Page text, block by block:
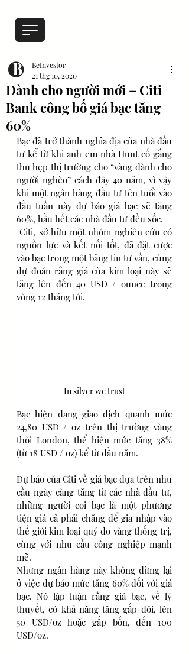
Dành cho người mới – Citi
Bank công bố giá bạc tăng
60%
BeInvestor
21 thg 10, 2020
Bạc đã trở thành nghĩa địa của nhà đầu
tư kể từ khi anh em nhà Hunt cố gắng
thu hẹp thị trường cho “vàng dành cho
người nghèo” cách đây 40 năm, vì vậy
khi một ngân hàng đầu tư tên tuổi vào
đầu tuần này dự báo giá bạc sẽ tăng
60%, hầu hết các nhà đầu tư đều sốc.
Citi, sở hữu một nhóm nghiên cứu có
nguồn lực và kết nối tốt, đã đặt cược
vào bạc trong một bảng tin tư vấn, cùng
dự đoán rằng giá của kim loại này sẽ
tăng lên đến 40 USD / ounce trong
vòng 12 tháng tới.
In silver we trust
Bạc hiện đang giao dịch quanh mức
24,80 USD / oz trên thị trường vàng
thỏi London, thể hiện mức tăng 38%
(từ 18 USD / oz) kể từ đầu năm.
Dự báo của Citi về giá bạc dựa trên nhu
cầu ngày càng tăng từ các nhà đầu tư,
những người coi bạc là một phương
tiện giá cả phải chăng để gia nhập vào
thế giới kim loại quý do vàng thống trị,
cùng với nhu cầu công nghiệp mạnh
mẽ.
Nhưng ngân hàng này không dừng lại
ở việc dự báo mức tăng 60% đối với giá
bạc. Nó lập luận rằng giá bạc, về lý
thuyết, có khả năng tăng gấp đôi, lên
50 USD/oz hoặc gấp bốn, đến 100
USD/oz.